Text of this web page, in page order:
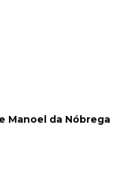
Manoel da Nóbrega